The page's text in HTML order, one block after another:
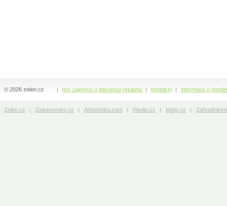
pro zájemce o placenou reklamu kontakty informace o
© 2026 zelen.cz
Zelen.cz Dekanovsky.cz Arboristika.com Havlis.cz Iploty.cz